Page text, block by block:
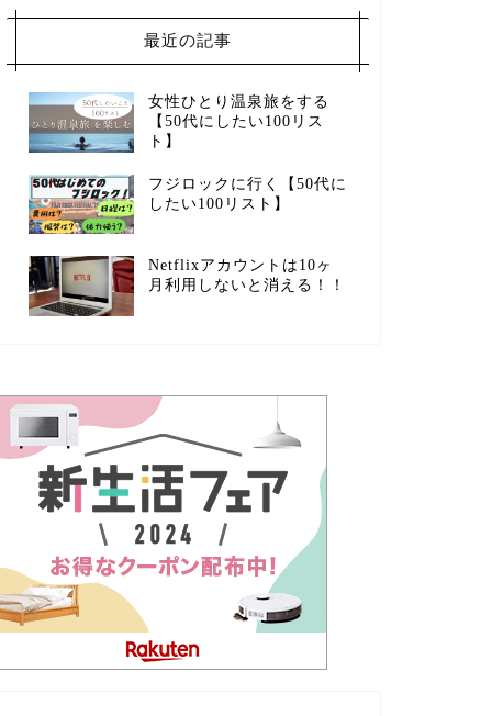
最近の記事
女性ひとり温泉旅をする
【50代にしたい100リス
ト】
フジロックに行く【50代に
したい100リスト】
Netflixアカウントは10ヶ
月利用しないと消える！！